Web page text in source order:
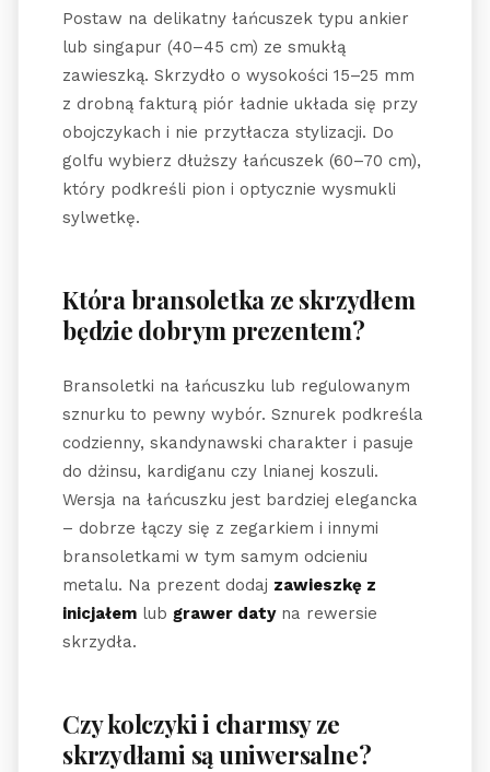
Postaw na delikatny łańcuszek typu ankier
lub singapur (40–45 cm) ze smukłą
zawieszką. Skrzydło o wysokości 15–25 mm
z drobną fakturą piór ładnie układa się przy
obojczykach i nie przytłacza stylizacji. Do
golfu wybierz dłuższy łańcuszek (60–70 cm),
który podkreśli pion i optycznie wysmukli
sylwetkę.
Która bransoletka ze skrzydłem
będzie dobrym prezentem?
Bransoletki na łańcuszku lub regulowanym
sznurku to pewny wybór. Sznurek podkreśla
codzienny, skandynawski charakter i pasuje
do dżinsu, kardiganu czy lnianej koszuli.
Wersja na łańcuszku jest bardziej elegancka
– dobrze łączy się z zegarkiem i innymi
bransoletkami w tym samym odcieniu
metalu. Na prezent dodaj zawieszkę z
inicjałem lub grawer datyna rewersie
skrzydła.
Czy kolczyki i charmsy ze
skrzydłami są uniwersalne?